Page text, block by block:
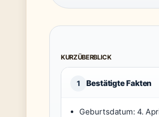
KURZÜBERBLICK
1 Bestätigte Fakten
Geburtsdatum: 4.